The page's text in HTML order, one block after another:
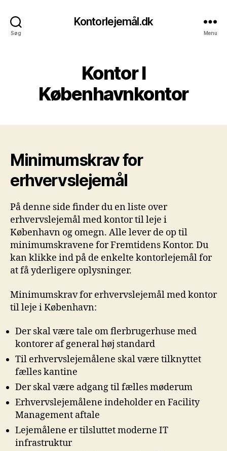
Søg
Kontorlejemål.dk
Menu
Kontor I
Københavnkontor
Minimumskrav for
erhvervslejemål
På denne side finder du en liste over
erhvervslejemål med kontor til leje i
København og omegn. Alle lever de op til
minimumskravene for Fremtidens Kontor. Du
kan klikke ind på de enkelte kontorlejemål for
at få yderligere oplysninger.
Minimumskrav for erhvervslejemål med kontor
til leje i København:
Der skal være tale om flerbrugerhuse med
kontorer af general høj standard
Til erhvervslejemålene skal være tilknyttet
fælles kantine
Der skal være adgang til fælles møderum
Erhvervslejemålene indeholder en Facility
Management aftale
Lejemålene er tilsluttet moderne IT
infrastruktur